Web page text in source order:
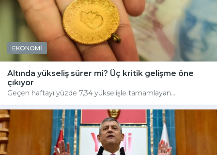
EKONOMİ
Altında yükseliş sürer mi? Üç kritik gelişme öne
çıkıyor
Geçen haftayı yüzde 7,34 yükselişle tamamlayan...